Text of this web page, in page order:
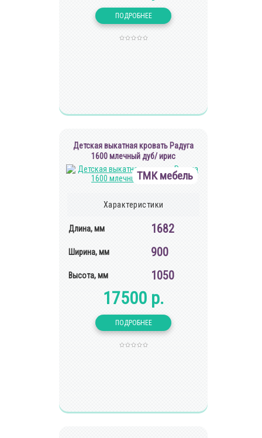
Детская выкатная кровать Радуга
1600 млечный дуб/ ирис
ТМК мебель
Характеристики
Длина, мм 1682
Ширина, мм 900
Высота, мм 1050
17500 р.